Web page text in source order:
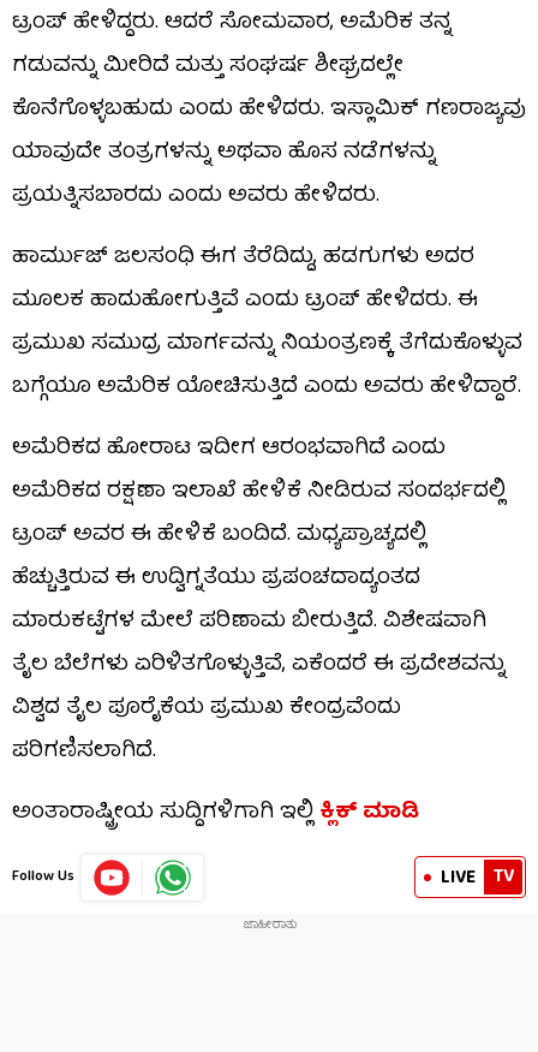
ಟ್ರಂಪ್ ಹೇಳಿದ್ದರು. ಆದರೆ ಸೋಮವಾರ, ಅಮೆರಿಕ ತನ್ನ
ಗಡುವನ್ನು ಮೀರಿದೆ ಮತ್ತು ಸಂಘರ್ಷ ಶೀಘ್ರದಲ್ಲೇ
ಕೊನೆಗೊಳ್ಳಬಹುದು ಎಂದು ಹೇಳಿದರು. ಇಸ್ಲಾಮಿಕ್ ಗಣರಾಜ್ಯವು
ಯಾವುದೇ ತಂತ್ರಗಳನ್ನು ಅಥವಾ ಹೊಸ ನಡೆಗಳನ್ನು
ಪ್ರಯತ್ನಿಸಬಾರದು ಎಂದು ಅವರು ಹೇಳಿದರು.
ಹಾರ್ಮುಜ್ ಜಲಸಂಧಿ ಈಗ ತೆರೆದಿದ್ದು, ಹಡಗುಗಳು ಅದರ
ಮೂಲಕ ಹಾದುಹೋಗುತ್ತಿವೆ ಎಂದು ಟ್ರಂಪ್ ಹೇಳಿದರು. ಈ
ಪ್ರಮುಖ ಸಮುದ್ರ ಮಾರ್ಗವನ್ನು ನಿಯಂತ್ರಣಕ್ಕೆ ತೆಗೆದುಕೊಳ್ಳುವ
ಬಗ್ಗೆಯೂ ಅಮೆರಿಕ ಯೋಚಿಸುತ್ತಿದೆ ಎಂದು ಅವರು ಹೇಳಿದ್ದಾರೆ.
ಅಮೆರಿಕದ ಹೋರಾಟ ಇದೀಗ ಆರಂಭವಾಗಿದೆ ಎಂದು
ಅಮೆರಿಕದ ರಕ್ಷಣಾ ಇಲಾಖೆ ಹೇಳಿಕೆ ನೀಡಿರುವ ಸಂದರ್ಭದಲ್ಲಿ
ಟ್ರಂಪ್ ಅವರ ಈ ಹೇಳಿಕೆ ಬಂದಿದೆ. ಮಧ್ಯಪ್ರಾಚ್ಯದಲ್ಲಿ
ಹೆಚ್ಚುತ್ತಿರುವ ಈ ಉದ್ವಿಗ್ನತೆಯು ಪ್ರಪಂಚದಾದ್ಯಂತದ
ಮಾರುಕಟ್ಟೆಗಳ ಮೇಲೆ ಪರಿಣಾಮ ಬೀರುತ್ತಿದೆ. ವಿಶೇಷವಾಗಿ
ತೈಲ ಬೆಲೆಗಳು ಏರಿಳಿತಗೊಳ್ಳುತ್ತಿವೆ, ಏಕೆಂದರೆ ಈ ಪ್ರದೇಶವನ್ನು
ವಿಶ್ವದ ತೈಲ ಪೂರೈಕೆಯ ಪ್ರಮುಖ ಕೇಂದ್ರವೆಂದು
ಪರಿಗಣಿಸಲಾಗಿದೆ.
ಅಂತಾರಾಷ್ಟ್ರೀಯ ಸುದ್ದಿಗಳಿಗಾಗಿ ಇಲ್ಲಿಕ್ಲಿಕ್ ಮಾಡಿ
Follow Us LIVE TV